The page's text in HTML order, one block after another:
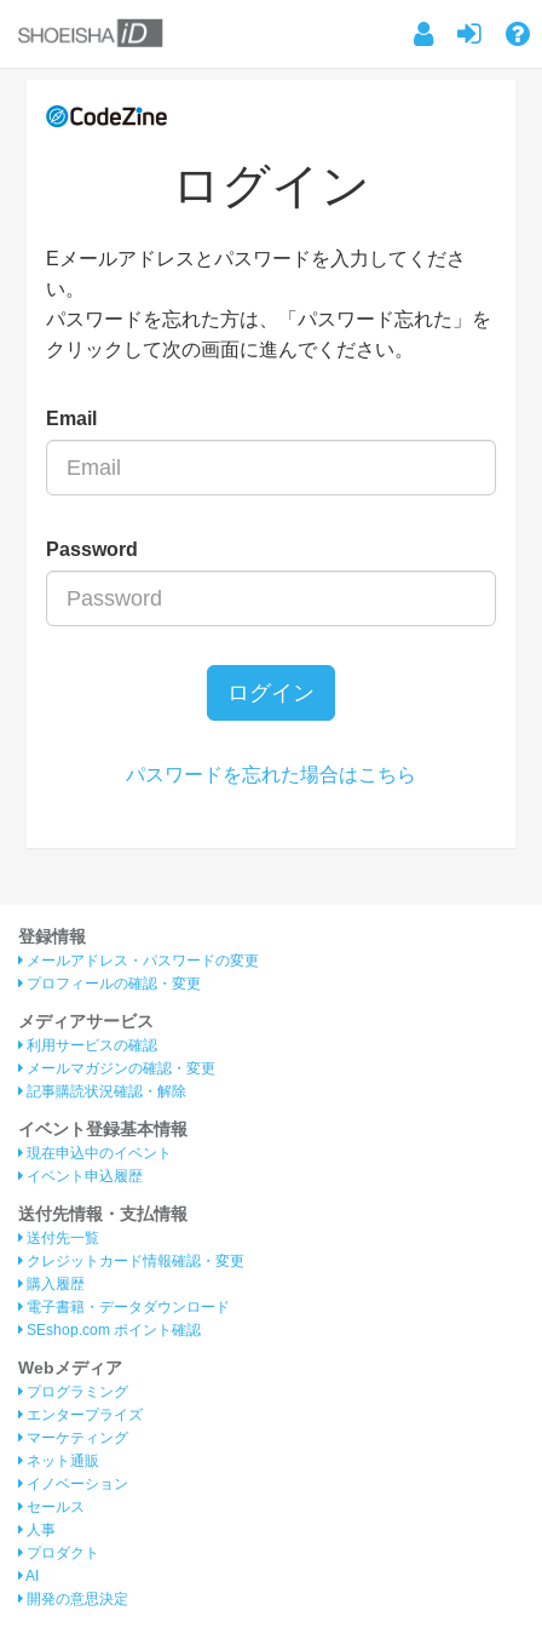
ログイン
Eメールアドレスとパスワードを入力してくださ
い。
パスワードを忘れた方は、「パスワード忘れた」を
クリックして次の画面に進んでください。
Email
Password
ログイン
パスワードを忘れた場合はこちら
登録情報
メールアドレス・パスワードの変更
プロフィールの確認・変更
メディアサービス
利用サービスの確認
メールマガジンの確認・変更
記事購読状況確認・解除
イベント登録基本情報
現在申込中のイベント
イベント申込履歴
送付先情報・支払情報
送付先一覧
クレジットカード情報確認・変更
購入履歴
電子書籍・データダウンロード
SEshop.com ポイント確認
Webメディア
プログラミング
エンタープライズ
マーケティング
ネット通販
イノベーション
セールス
人事
プロダクト
AI
開発の意思決定